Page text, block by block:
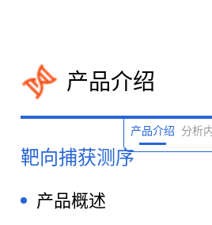
产品介绍
产品介绍 分析
靶向捕获测序
产品概述